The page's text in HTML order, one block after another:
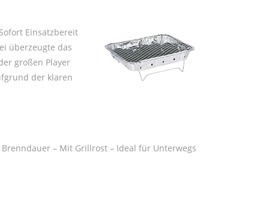
Einsatzbereit
überzeugte das
großen Player
der klaren
– Mit Grillrost – Ideal für Unterwegs